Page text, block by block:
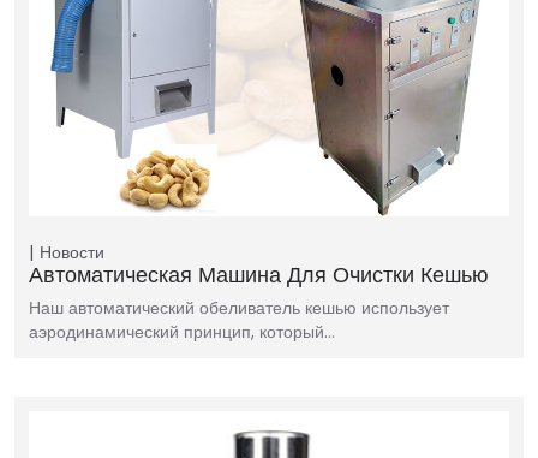
Новости
Автоматическая Машина Для Очистки Кешью
Наш автоматический обеливатель кешью использует
аэродинамический принцип, который…